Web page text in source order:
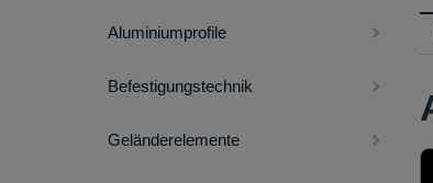
Aluminiumprofile
Befestigungstechnik
Geländerelemente